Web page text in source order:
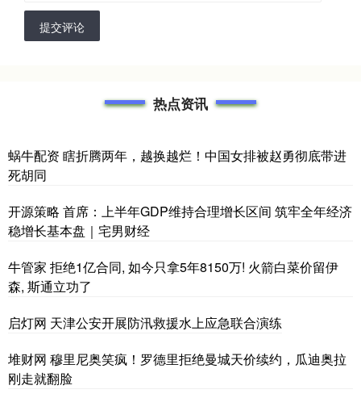
提交评论
热点资讯
蜗牛配资 瞎折腾两年，越换越烂！中国女排被赵勇彻底带进
死胡同
开源策略 首席：上半年GDP维持合理增长区间 筑牢全年经济
稳增长基本盘｜宅男财经
牛管家 拒绝1亿合同, 如今只拿5年8150万! 火箭白菜价留伊
森, 斯通立功了
启灯网 天津公安开展防汛救援水上应急联合演练
堆财网 穆里尼奥笑疯！罗德里拒绝曼城天价续约，瓜迪奥拉
刚走就翻脸